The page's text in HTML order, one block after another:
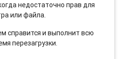
недостаточно прав для
или файла.
справится и выполнит всю
перезагрузки.